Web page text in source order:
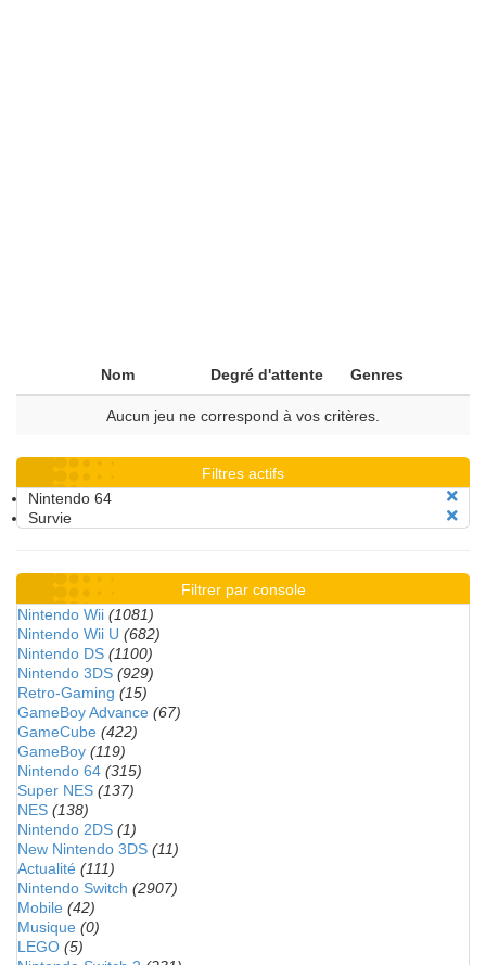
Nom Degré d'attente Genres
Aucun jeu ne correspond à vos critères.
Filtres actifs
Nintendo 64
Survie
Filtrer par console
Nintendo Wii (1081)
Nintendo Wii U (682)
Nintendo DS (1100)
Nintendo 3DS (929)
Retro-Gaming (15)
GameBoy Advance (67)
GameCube (422)
GameBoy (119)
Nintendo 64 (315)
Super NES (137)
NES (138)
Nintendo 2DS (1)
New Nintendo 3DS (11)
Actualité (111)
Nintendo Switch (2907)
Mobile (42)
Musique (0)
LEGO (5)